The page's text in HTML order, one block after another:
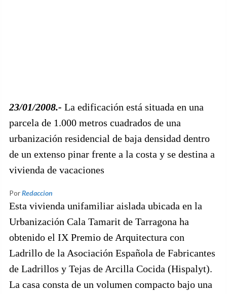
23/01/2008.- La edificación está situada en una
parcela de 1.000 metros cuadrados de una
urbanización residencial de baja densidad dentro
de un extenso pinar frente a la costa y se destina a
vivienda de vacaciones
PorRedaccion
Esta vivienda unifamiliar aislada ubicada en la
Urbanización Cala Tamarit de Tarragona ha
obtenido el IX Premio de Arquitectura con
Ladrillo de la Asociación Española de Fabricantes
de Ladrillos y Tejas de Arcilla Cocida (Hispalyt).
La casa consta de un volumen compacto bajo una